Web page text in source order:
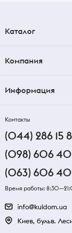
Каталог
Компания
Информация
Контакты
(044) 286 15
(098) 606
(063) 606
Время работы:
info@kuldom.ua
Киев, бульв.